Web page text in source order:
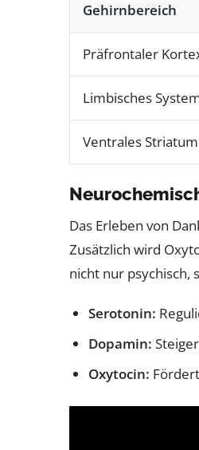
Gehirnbereich
Präfrontaler
Limbisches
Ventrales Striatum
Das Erleben von
Zusätzlich wird
nicht nur psychisch,
Serotonin:
Dopamin:
Oxytocin: